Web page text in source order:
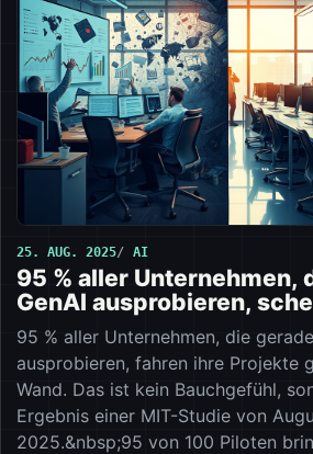
25. AUG. 2025 AI
95 % aller Unternehmen,
GenAI ausprobieren,
95 % aller Unternehmen, die
ausprobieren, fahren ihre Projekte
Wand. Das ist kein Bauchgefühl,
Ergebnis einer MIT-Studie von
2025.&nbsp;95 von 100 Piloten